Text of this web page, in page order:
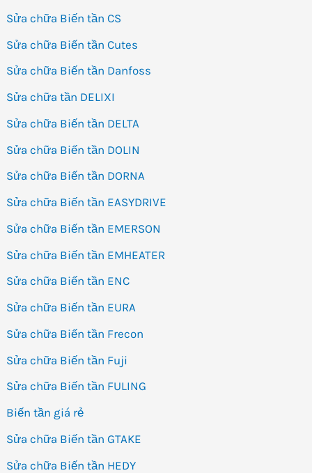
Sửa chữa Biến tần CS
Sửa chữa Biến tần Cutes
Sửa chữa Biến tần Danfoss
Sửa chữa tần DELIXI
Sửa chữa Biến tần DELTA
Sửa chữa Biến tần DOLIN
Sửa chữa Biến tần DORNA
Sửa chữa Biến tần EASYDRIVE
Sửa chữa Biến tần EMERSON
Sửa chữa Biến tần EMHEATER
Sửa chữa Biến tần ENC
Sửa chữa Biến tần EURA
Sửa chữa Biến tần Frecon
Sửa chữa Biến tần Fuji
Sửa chữa Biến tần FULING
Biến tần giá rẻ
Sửa chữa Biến tần GTAKE
Sửa chữa Biến tần HEDY